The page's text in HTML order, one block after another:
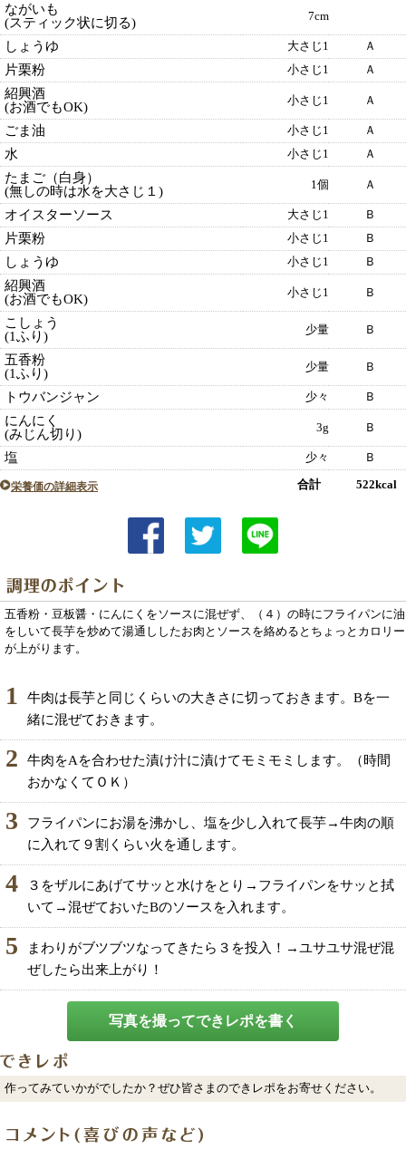
ながいも
(スティック状に切る)
7cm
しょうゆ 大さじ1 Ａ
片栗粉 小さじ1 Ａ
紹興酒
(お酒でもOK)
小さじ1 Ａ
ごま油 小さじ1 Ａ
水 小さじ1 Ａ
たまご（白身）
(無しの時は水を大さじ１)
1個 Ａ
オイスターソース 大さじ1 Ｂ
片栗粉 小さじ1 Ｂ
しょうゆ 小さじ1 Ｂ
紹興酒
(お酒でもOK)
小さじ1 Ｂ
こしょう
(1ふり)
少量 Ｂ
五香粉
(1ふり)
少量 Ｂ
トウバンジャン 少々 Ｂ
にんにく
(みじん切り)
3g Ｂ
塩 少々 Ｂ
栄養価の詳細表示 合計 522kcal
五香粉・豆板醤・にんにくをソースに混ぜず、（４）の時にフライパンに油
をしいて長芋を炒めて湯通ししたお肉とソースを絡めるとちょっとカロリー
が上がります。
1
牛肉は長芋と同じくらいの大きさに切っておきます。Bを一
緒に混ぜておきます。
2
牛肉をAを合わせた漬け汁に漬けてモミモミします。（時間
おかなくてＯＫ）
3
フライパンにお湯を沸かし、塩を少し入れて長芋→牛肉の順
に入れて９割くらい火を通します。
4
３をザルにあげてサッと水けをとり→フライパンをサッと拭
いて→混ぜておいたBのソースを入れます。
5
まわりがブツブツなってきたら３を投入！→ユサユサ混ぜ混
ぜしたら出来上がり！
写真を撮ってできレポを書く
作ってみていかがでしたか？ぜひ皆さまのできレポをお寄せください。